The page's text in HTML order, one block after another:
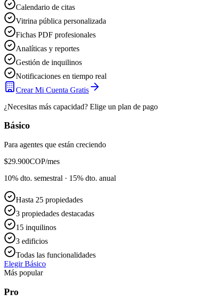
Calendario de citas
Vitrina pública personalizada
Fichas PDF profesionales
Analíticas y reportes
Gestión de inquilinos
Notificaciones en tiempo real
Crear Mi Cuenta Gratis
¿Necesitas más capacidad? Elige un plan de pago
Básico
Para agentes que están creciendo
$29.900COP/mes
10% dto. semestral · 15% dto. anual
Hasta 25 propiedades
3 propiedades destacadas
15 inquilinos
3 edificios
Todas las funcionalidades
Elegir Básico
Más popular
Pro